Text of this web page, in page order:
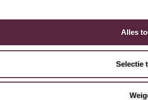
Alles
Selectie